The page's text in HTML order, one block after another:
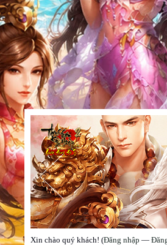
Xin chào quý khách! (Đăng nhập —